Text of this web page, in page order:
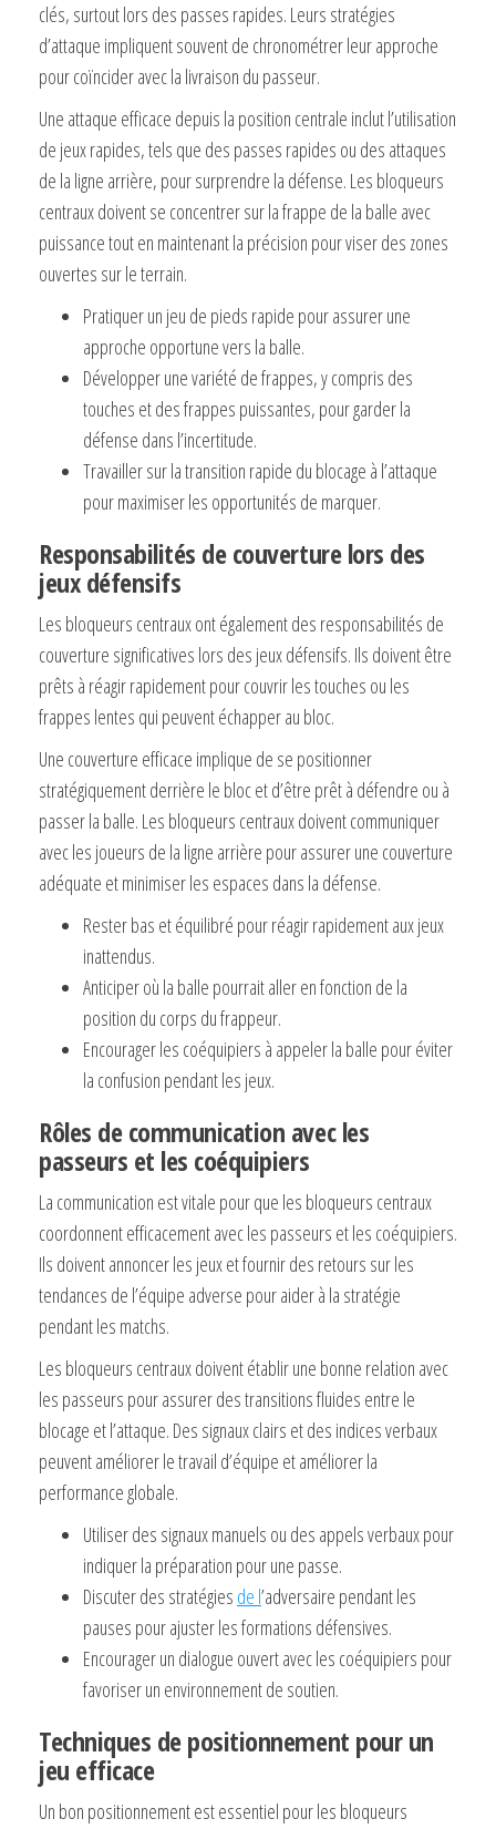
clés, surtout lors des passes rapides. Leurs stratégies
d’attaque impliquent souvent de chronométrer leur approche
pour coïncider avec la livraison du passeur.
Une attaque efficace depuis la position centrale inclut l’utilisation
de jeux rapides, tels que des passes rapides ou des attaques
de la ligne arrière, pour surprendre la défense. Les bloqueurs
centraux doivent se concentrer sur la frappe de la balle avec
puissance tout en maintenant la précision pour viser des zones
ouvertes sur le terrain.
Pratiquer un jeu de pieds rapide pour assurer une
approche opportune vers la balle.
Développer une variété de frappes, y compris des
touches et des frappes puissantes, pour garder la
défense dans l’incertitude.
Travailler sur la transition rapide du blocage à l’attaque
pour maximiser les opportunités de marquer.
Responsabilités de couverture lors des
jeux défensifs
Les bloqueurs centraux ont également des responsabilités de
couverture significatives lors des jeux défensifs. Ils doivent être
prêts à réagir rapidement pour couvrir les touches ou les
frappes lentes qui peuvent échapper au bloc.
Une couverture efficace implique de se positionner
stratégiquement derrière le bloc et d’être prêt à défendre ou à
passer la balle. Les bloqueurs centraux doivent communiquer
avec les joueurs de la ligne arrière pour assurer une couverture
adéquate et minimiser les espaces dans la défense.
Rester bas et équilibré pour réagir rapidement aux jeux
inattendus.
Anticiper où la balle pourrait aller en fonction de la
position du corps du frappeur.
Encourager les coéquipiers à appeler la balle pour éviter
la confusion pendant les jeux.
Rôles de communication avec les
passeurs et les coéquipiers
La communication est vitale pour que les bloqueurs centraux
coordonnent efficacement avec les passeurs et les coéquipiers.
Ils doivent annoncer les jeux et fournir des retours sur les
tendances de l’équipe adverse pour aider à la stratégie
pendant les matchs.
Les bloqueurs centraux doivent établir une bonne relation avec
les passeurs pour assurer des transitions fluides entre le
blocage et l’attaque. Des signaux clairs et des indices verbaux
peuvent améliorer le travail d’équipe et améliorer la
performance globale.
Utiliser des signaux manuels ou des appels verbaux pour
indiquer la préparation pour une passe.
Discuter des stratégies de l’adversaire pendant les
pauses pour ajuster les formations défensives.
Encourager un dialogue ouvert avec les coéquipiers pour
favoriser un environnement de soutien.
Techniques de positionnement pour un
jeu efficace
Un bon positionnement est essentiel pour les bloqueurs